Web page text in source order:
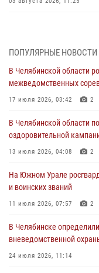
03 августа 2026, 09:22 1
Авиация Росгвардии
Донецкой Народной
31 июля 2026, 11:33
Росгвардия
направлении
31 июля 2026, 11:32
В Уральском округе
оперативного штаба
30 июля 2026, 10:53
ПОПУЛЯРНЫЕ НОВОСТИ
В Челябинской области
межведомственных
17 июля 2026, 03:42 2
В Челябинской области
оздоровительной
13 июля 2026, 04:08 2
На Южном Урале
и воинских званий
11 июля 2026, 07:57 2
В Челябинске
вневедомственной
24 июля 2026, 11:14